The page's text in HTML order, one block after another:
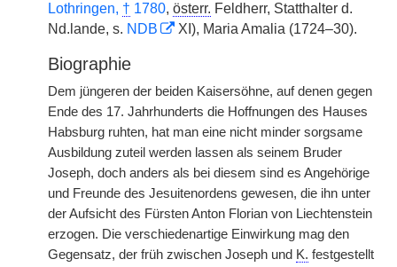
Lothringen, † 1780, österr. Feldherr, Statthalter d.
Nd.lande, s. NDB XI), Maria Amalia (1724–30).
Biographie
Dem jüngeren der beiden Kaisersöhne, auf denen gegen
Ende des 17. Jahrhunderts die Hoffnungen des Hauses
Habsburg ruhten, hat man eine nicht minder sorgsame
Ausbildung zuteil werden lassen als seinem Bruder
Joseph, doch anders als bei diesem sind es Angehörige
und Freunde des Jesuitenordens gewesen, die ihn unter
der Aufsicht des Fürsten Anton Florian von Liechtenstein
erzogen. Die verschiedenartige Einwirkung mag den
Gegensatz, der früh zwischen Joseph und K. festgestellt